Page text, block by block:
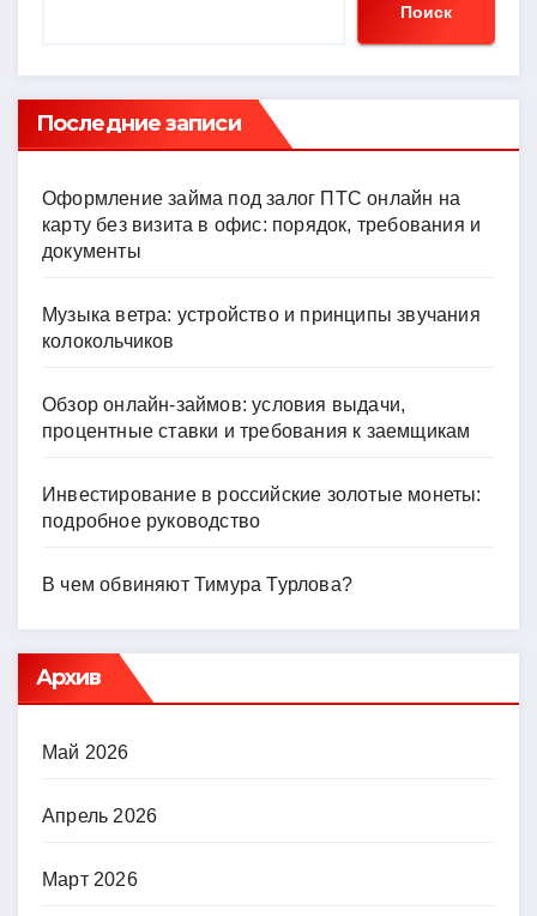
ni
ki
ть
Поиск
Последние записи
Оформление займа под залог ПТС онлайн на
карту без визита в офис: порядок, требования и
документы
Музыка ветра: устройство и принципы звучания
колокольчиков
Обзор онлайн-займов: условия выдачи,
процентные ставки и требования к заемщикам
Инвестирование в российские золотые монеты:
подробное руководство
В чем обвиняют Тимура Турлова?
Архив
Май 2026
Апрель 2026
Март 2026